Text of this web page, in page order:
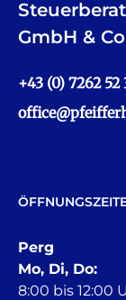
GmbH &
+43 (0) 7262 52
Perg
Mo, Di, Do:
8:00 bis 12:00